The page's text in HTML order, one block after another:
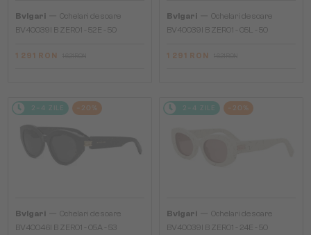
Bvlgari
Ochelari de soare
BV40039I B ZERO1 - 52E - 50
1 291 RON
Bvlgari
Ochelari de soare
BV40039I B ZERO1 - 05L - 50
1 291 RON
2-4 ZILE -20%
Bvlgari
Ochelari de soare
BV40046I B ZERO1 - 05A - 53
2-4 ZILE -20%
Bvlgari
Ochelari de soare
BV40039I B ZERO1 - 24E - 50